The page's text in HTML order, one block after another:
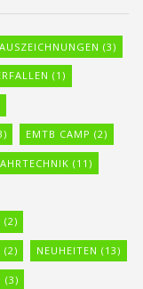
AUSZEICHNUNGEN (3)
(1)
EMTB CAMP (2)
(11)
(2)
(2) NEUHEITEN (13)
(3)